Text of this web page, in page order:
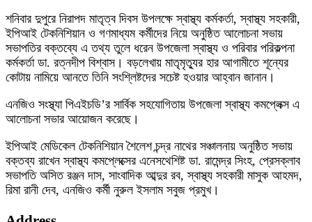
শনিবার দুপুরে নিরাপদ মাতৃত্ব দিবস উপলক্ষে স্বাস্থ্য কর্মকর্তা, স্বাস্থ্য সহকারী,
ইপিআই টেকনিশিয়ান ও গণমাধ্যম কর্মীদের নিয়ে অনুষ্ঠিত আলোচনা সভায়
সভাপতির বক্তব্যে এ তথ্য তুলে ধরেন উপজেলা স্বাস্থ্য ও পরিবার পরিকল্পনা
কর্মকর্তা ডা. রত্নদীপ বিশ্বাস। বড়লেখায় মাতৃমৃত্যুর হার আগামীতে শূন্যের
কোটায় নামিয়ে আনতে তিনি সংশ্লিষ্টদের সচেষ্ট হওয়ার আহ্বান জানান।
এনজিও সংস্থ্যা পিএইচডি’র সার্বিক সহযোগিতায় উপজেলা স্বাস্থ্য কমপ্লেক্স এ
আলোচনা সভার আয়োজন করেছে।
ইপিআই মেডিকেল টেকনিশিয়ান শৈলেশ চন্দ্র নাথের সঞ্চালনায় অনুষ্ঠিত সভায়
বক্তব্য রাখেন স্বাস্থ্য কমপ্লেক্সের এনেসথেশিষ্ট ডা. রামেন্দ্র সিংহ, প্রেসক্লাব
সভাপতি অসিত রঞ্জন দাস, সাংবাদিক আব্দুর রব, স্বাস্থ্য সহকারী মাসুক আহমদ,
রিমা রানী দেব, এনজিও কর্মী নুরুল ইসলাম সবুজ প্রমুখ।